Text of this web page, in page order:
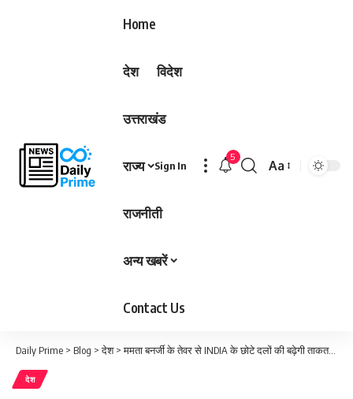
Home
देश विदेश
उत्तराखंड
राज्य
राजनीती
अन्य खबरें
Contact Us
Sign In
5
Font
Aa
Daily Prime > Blog >देश>ममता बनर्जी के तेवर से INDIA के छोटे दलों की बढ़ेगी ताकत, कांग्रेस को करना होगा सरेंडर…
देश